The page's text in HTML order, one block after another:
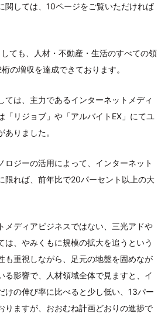
関しては、10ページをご覧いただければ
ても、人材・不動産・生活のすべての領
の増収を達成できております。
ては、主力であるインターネットメディ
「リジョブ」や「アルバイトEX」にてユ
りました。
ロジーの活用によって、インターネット
限れば、前年比で20パーセント以上の大
メディアビジネスではない、三光アドや
は、やみくもに規模の拡大を追うという
も重視しながら、足元の地盤を固めなが
る影響で、人材領域全体で見ますと、イ
けの伸び率に比べると少し低い、13パー
りますが、おおむね計画どおりの進捗で